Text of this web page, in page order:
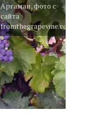
Аргаман, фото с
сайта
fromthegrapevine.com